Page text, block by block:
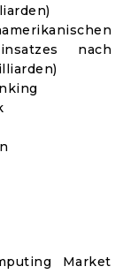
nach
Market